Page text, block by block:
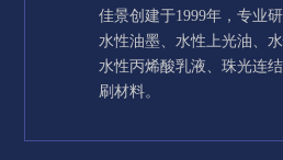
佳景创建于1999年，专业
水性油墨、水性上光油、水
水性丙烯酸乳液、珠光连
刷材料。